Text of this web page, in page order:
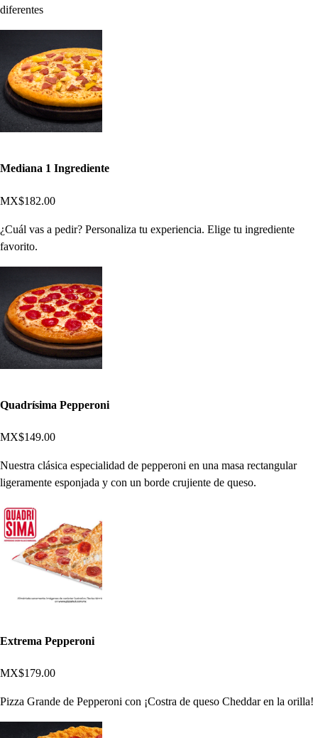
diferentes
Mediana 1 Ingrediente
MX$182.00
¿Cuál vas a pedir? Personaliza tu experiencia. Elige tu ingrediente
favorito.
Quadrísima Pepperoni
MX$149.00
Nuestra clásica especialidad de pepperoni en una masa rectangular
ligeramente esponjada y con un borde crujiente de queso.
Extrema Pepperoni
MX$179.00
Pizza Grande de Pepperoni con ¡Costra de queso Cheddar en la orilla!